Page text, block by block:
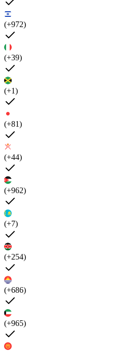
(+972)
(+39)
(+1)
(+81)
(+44)
(+962)
(+7)
(+254)
(+686)
(+965)